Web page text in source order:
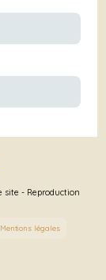
site - Reproduction
Mentions légales